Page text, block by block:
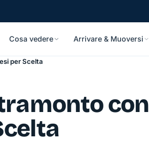
Cosa vedere Arrivare & Muoversi
per Scelta
con